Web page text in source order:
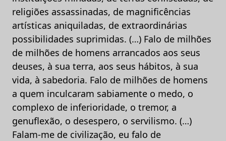
religiões assassinadas, de magnificências
artísticas aniquiladas, de extraordinárias
possibilidades suprimidas. (…) Falo de milhões
de milhões de homens arrancados aos seus
deuses, à sua terra, aos seus hábitos, à sua
vida, à sabedoria. Falo de milhões de homens
a quem inculcaram sabiamente o medo, o
complexo de inferioridade, o tremor, a
genuflexão, o desespero, o servilismo. (…)
Falam-me de civilização, eu falo de